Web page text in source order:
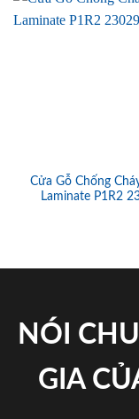
Cửa Gỗ Chống
Laminate P1R2
NÓI
GIA